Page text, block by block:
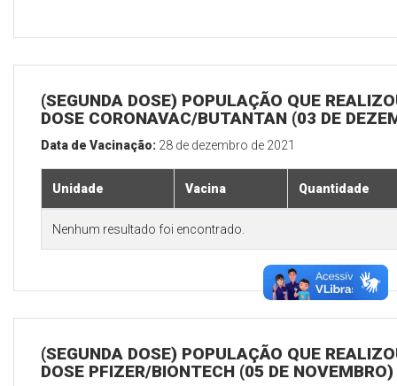
(SEGUNDA DOSE) POPULAÇÃO QUE
DOSE CORONAVAC/BUTANTAN (03 DE
Data de Vacinação: 28 de dezembro de 2021
Unidade Vacina Quantidade
Nenhum resultado foi encontrado.
(SEGUNDA DOSE) POPULAÇÃO QUE
DOSE PFIZER/BIONTECH (05 DE NOVEMBRO)